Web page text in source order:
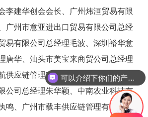
李建华创会会长、广州炜洹贸易有限
广州市意亚进出口贸易有限公司总经
易有限公司总经理毛波、深圳裕华意
唐华、汕头市美宝来商贸公司总经理
供应链管理有限公司总经理胡新添、
公司总经理朱华颖、中南农业科技有
鸣、广州市载丰供应链管理有限公司
可以介绍下你们的产品么